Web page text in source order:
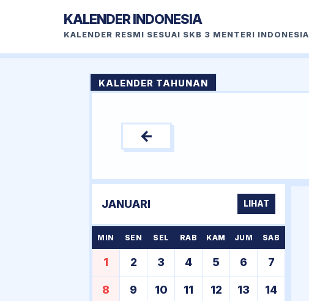
KALENDER INDONESIA
KALENDER RESMI SESUAI SKB 3 MENTERI INDONESIA
KALENDER TAHUNAN
←
JANUARI LIHAT
MIN SEN SEL RAB KAM JUM SAB
1 2 3 4 5 6 7
8 9 10 11 12 13 14